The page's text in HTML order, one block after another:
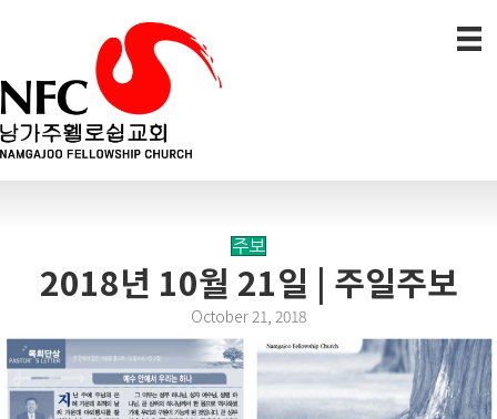
주보
2018년 10월 21일 | 주일주보
October 21, 2018